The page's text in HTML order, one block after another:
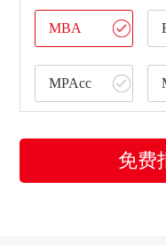
MBA
MPAcc
免费